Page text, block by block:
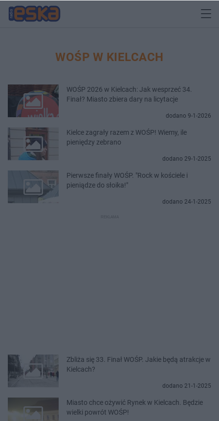
WOŚP W KIELCACH
WOŚP 2026 w Kielcach: Jak wesprzeć 34.
Finał? Miasto zbiera dary na licytacje
dodano 9-1-2026
Kielce zagrały razem z WOŚP! Wiemy, ile
pieniędzy zebrano
dodano 29-1-2025
Pierwsze finały WOŚP. "Rock w kościele i
pieniądze do słoika!"
dodano 24-1-2025
Zbliża się 33. Finał WOŚP. Jakie będą atrakcje w
Kielcach?
dodano 21-1-2025
Miasto chce ożywić Rynek w Kielcach. Będzie
wielki powrót WOŚP!